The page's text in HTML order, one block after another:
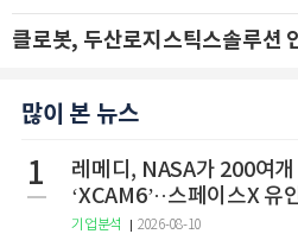
많이 본 뉴스
1
레메디, NASA가 200여
‘XCAM6’··스페이스X
기업분석 2026-08-10